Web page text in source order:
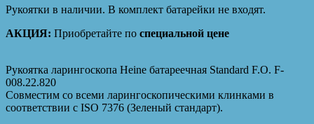
Рукоятки в наличии. В комплект батарейки не входят.
АКЦИЯ: Приобретайте по специальной цене
Рукоятка ларингоскопа Heine батареечная Standard F.O. F-
008.22.820
Совместим со всеми ларингоскопическими клинками в
соответствии с ISO 7376 (Зеленый стандарт).